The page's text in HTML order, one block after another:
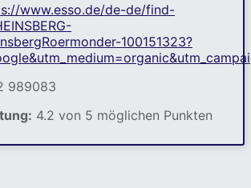
www.esso.de/de-de/find-
100151323?
989083
4.2 von 5 möglichen Punkten